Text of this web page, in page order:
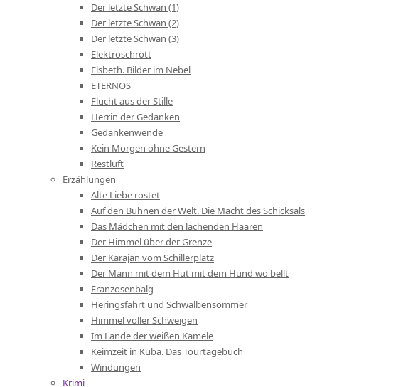
Der letzte Schwan (1)
Der letzte Schwan (2)
Der letzte Schwan (3)
Elektroschrott
Elsbeth. Bilder im Nebel
ETERNOS
Flucht aus der Stille
Herrin der Gedanken
Gedankenwende
Kein Morgen ohne Gestern
Restluft
Erzählungen
Alte Liebe rostet
Auf den Bühnen der Welt. Die Macht des Schicksals
Das Mädchen mit den lachenden Haaren
Der Himmel über der Grenze
Der Karajan vom Schillerplatz
Der Mann mit dem Hut mit dem Hund wo bellt
Franzosenbalg
Heringsfahrt und Schwalbensommer
Himmel voller Schweigen
Im Lande der weißen Kamele
Keimzeit in Kuba. Das Tourtagebuch
Windungen
Krimi